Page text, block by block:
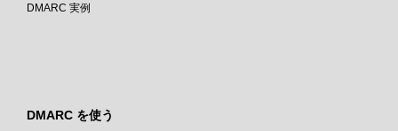
DMARC 実例
DMARC を使う